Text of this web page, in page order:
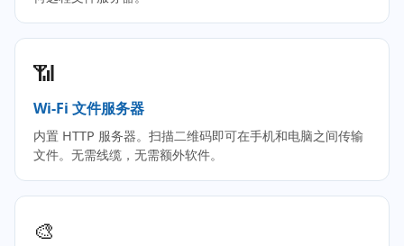
📶
Wi-Fi 文件服务器
内置 HTTP 服务器。扫描二维码即可在手机和电脑之间传输
文件。无需线缆，无需额外软件。
🎨